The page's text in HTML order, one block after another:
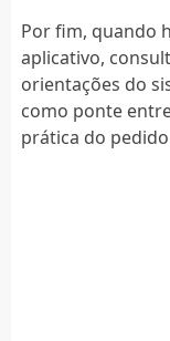
Por fim, quando
aplicativo,
orientações do
como ponte
prática do